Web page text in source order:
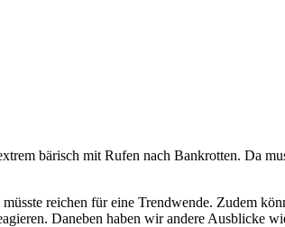
bärisch mit Rufen nach Bankrotten. Da
reichen für eine Trendwende. Zudem
Daneben haben wir andere Ausblicke